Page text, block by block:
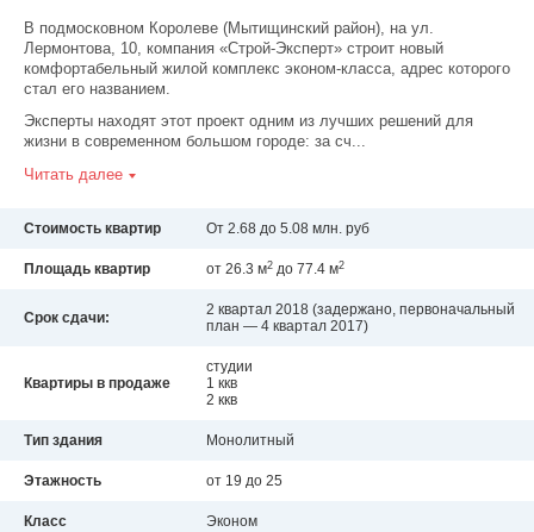
В подмосковном Королеве (Мытищинский район), на ул.
Лермонтова, 10, компания «Строй-Эксперт» строит новый
комфортабельный жилой комплекс эконом-класса, адрес которого
стал его названием.
Эксперты находят этот проект одним из лучших решений для
жизни в современном большом городе: за сч...
Читать далее
Стоимость квартир От 2.68 до 5.08 млн. руб
Площадь квартир от 26.3 м2 до 77.4 м2
Срок сдачи: 2 квартал 2018 (задержано, первоначальный
план — 4 квартал 2017)
Квартиры в продаже
студии
1 ккв
2 ккв
Тип здания Монолитный
Этажность от 19 до 25
Класс Эконом